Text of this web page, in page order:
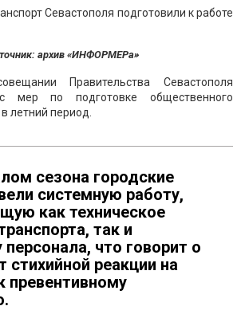
архив «ИНФОРМЕРа»
Правительства Севастополя
мер по подготовке общественного
летний период.
сезона городские
системную работу,
как техническое
так и
персонала, что говорит о
стихийной реакции на
превентивному